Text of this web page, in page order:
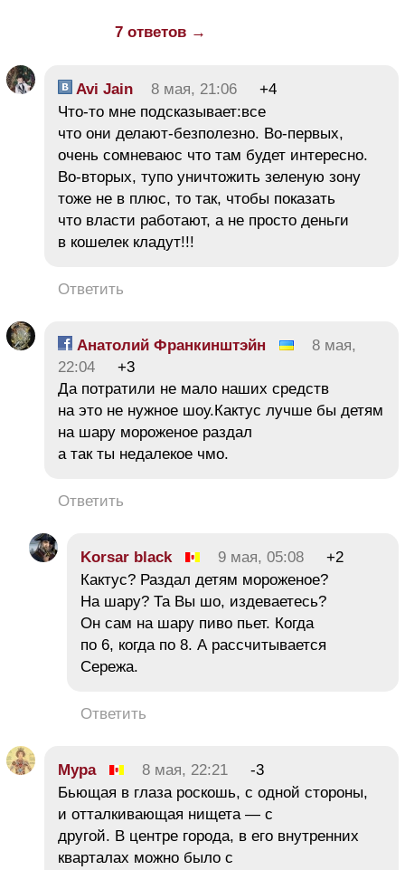
7 ответов →
Avi Jain 8 мая, 21:06
+4
Что-то мне подсказывает:все
что они делают-безполезно. Во-первых,
очень сомневаюс что там будет интересно.
Во-вторых, тупо уничтожить зеленую зону
тоже не в плюс, то так, чтобы показать
что власти работают, а не просто деньги
в кошелек кладут!!!
Ответить
Анатолий Франкинштэйн
8 мая,
22:04
+3
Да потратили не мало наших средств
на это не нужное шоу.Кактус лучше бы детям
на шару мороженое раздал
а так ты недалекое чмо.
Ответить
Korsar black 9 мая, 05:08
+2
Кактус? Раздал детям мороженое?
На шару? Та Вы шо, издеваетесь?
Он сам на шару пиво пьет. Когда
по 6, когда по 8. А рассчитывается
Сережа.
Ответить
Мура 8 мая, 22:21
-3
Бьющая в глаза роскошь, с одной стороны,
и отталкивающая нищета — с
другой. В центре города, в его внутренних
кварталах можно было с